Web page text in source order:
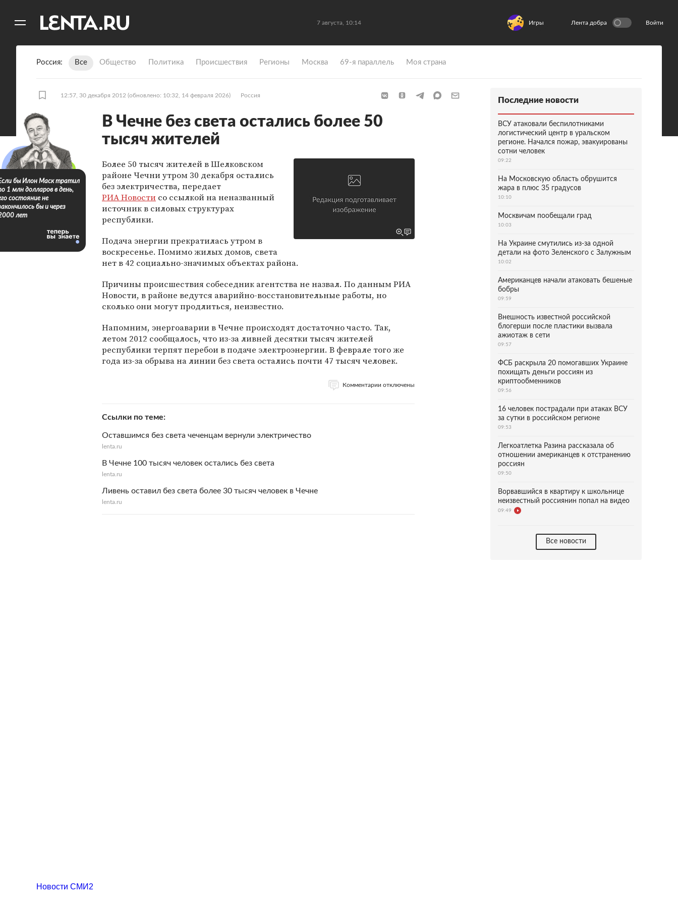
7 августа, 10:14 Игры Лента добра Войти
Россия Все Общество Политика Происшествия Регионы Москва 69-я параллель Моя страна
12:57, 30 декабря 2012 (обновлено: 10:32, 14 февраля 2026) Россия
В Чечне без света остались более 50
тысяч жителей
Более 50 тысяч жителей в Шелковском
районе Чечни утром 30 декабря остались
без электричества, передает
РИА Новости со ссылкой на неназванный
источник в силовых структурах
республики.
Подача энергии прекратилась утром в
воскресенье. Помимо жилых домов, света
нет в 42 социально-значимых объектах района.
Причины происшествия собеседник агентства не назвал. По данным РИА
Новости, в районе ведутся аварийно-восстановительные работы, но
сколько они могут продлиться, неизвестно.
Напомним, энергоаварии в Чечне происходят достаточно часто. Так,
летом 2012 сообщалось, что из-за ливней десятки тысяч жителей
республики терпят перебои в подаче электроэнергии. В феврале того же
года из-за обрыва на линии без света остались почти 47 тысяч человек.
Комментарии отключены
Ссылки по теме
Оставшимся без света чеченцам вернули электричество
lenta.ru
В Чечне 100 тысяч человек остались без света
lenta.ru
Ливень оставил без света более 30 тысяч человек в Чечне
lenta.ru
бы Илон Маск тратил
1 млн долларов в день,
состояние не
бы и через
лет
Последние новости
ВСУ атаковали беспилотниками
логистический центр в уральском
регионе. Начался пожар, эвакуированы
сотни человек
09:22
На Московскую область обрушится
жара в плюс 35 градусов
10:10
Москвичам пообещали град
10:03
На Украине смутились из-за одной
детали на фото Зеленского с Залужным
10:02
Американцев начали атаковать бешеные
бобры
09:59
Внешность известной российской
блогерши после пластики вызвала
ажиотаж в сети
09:57
ФСБ раскрыла 20 помогавших Украине
похищать деньги россиян из
криптообменников
09:56
16 человек пострадали при атаках ВСУ
за сутки в российском регионе
09:53
Легкоатлетка Разина рассказала об
отношении американцев к отстранению
россиян
09:50
Ворвавшийся в квартиру к школьнице
неизвестный россиянин попал на видео
09:49
Все новости
Новости СМИ2